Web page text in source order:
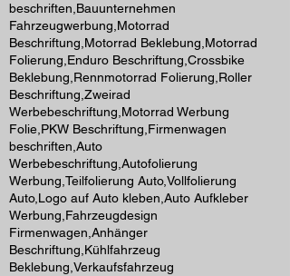
beschriften,Bauunternehmen
Fahrzeugwerbung,Motorrad
Beschriftung,Motorrad Beklebung,Motorrad
Folierung,Enduro Beschriftung,Crossbike
Beklebung,Rennmotorrad Folierung,Roller
Beschriftung,Zweirad
Werbebeschriftung,Motorrad Werbung
Folie,PKW Beschriftung,Firmenwagen
beschriften,Auto
Werbebeschriftung,Autofolierung
Werbung,Teilfolierung Auto,Vollfolierung
Auto,Logo auf Auto kleben,Auto Aufkleber
Werbung,Fahrzeugdesign
Firmenwagen,Anhänger
Beschriftung,Kühlfahrzeug
Beklebung,Verkaufsfahrzeug